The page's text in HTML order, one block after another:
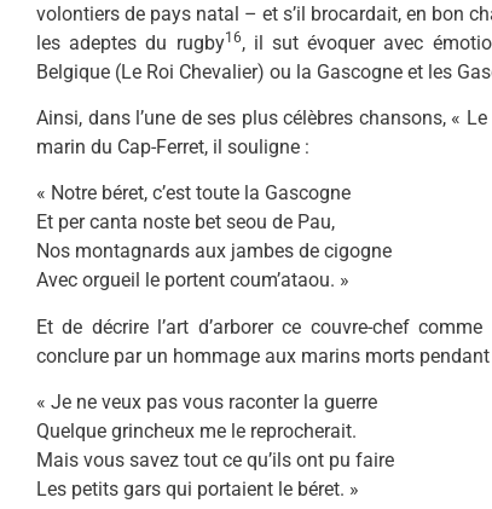
volontiers de pays natal – et s’il brocardait, en bon
les adeptes du rugby16, il sut évoquer avec
Belgique (Le Roi Chevalier) ou la Gascogne et les
Ainsi, dans l’une de ses plus célèbres chansons, «
marin du Cap-Ferret, il souligne :
« Notre béret, c’est toute la Gascogne
Et per canta noste bet seou de Pau,
Nos montagnards aux jambes de cigogne
Avec orgueil le portent coum’ataou. »
Et de décrire l’art d’arborer ce couvre-chef
conclure par un hommage aux marins morts
« Je ne veux pas vous raconter la guerre
Quelque grincheux me le reprocherait.
Mais vous savez tout ce qu’ils ont pu faire
Les petits gars qui portaient le béret. »